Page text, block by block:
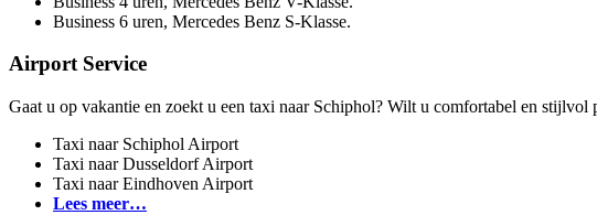
Business 6 uren, Mercedes Benz S-Klasse.
Airport Service
Gaat u op vakantie en zoekt u een taxi naar Schiphol? Wilt u comfortabel en
Taxi naar Schiphol Airport
Taxi naar Dusseldorf Airport
Taxi naar Eindhoven Airport
Lees meer…